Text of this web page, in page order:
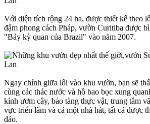
Với diện tích rộng 24 ha, được thiết kế theo
đậm phong cách Pháp, vườn Curitiba được
"Bảy kỳ quan của Brazil" vào năm 2007.
Ngay chính giữa lối vào khu vườn, bạn sẽ
cùng các thác nước và hồ bao bọc xung
kính ươm cây, bảo tàng thực vật, trung tâm
vực triển lãm và cả một nhà hát, tất cả được
đáo.